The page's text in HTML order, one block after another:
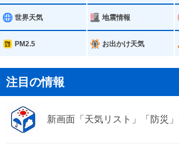
世界天気 地震情報
PM2.5 お出かけ天気
注目の情報
新画面「天気リスト」「防災